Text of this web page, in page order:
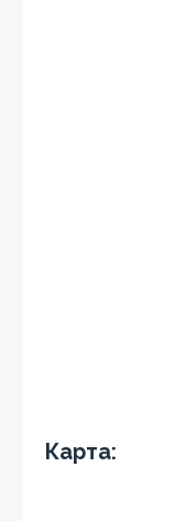
Карта: